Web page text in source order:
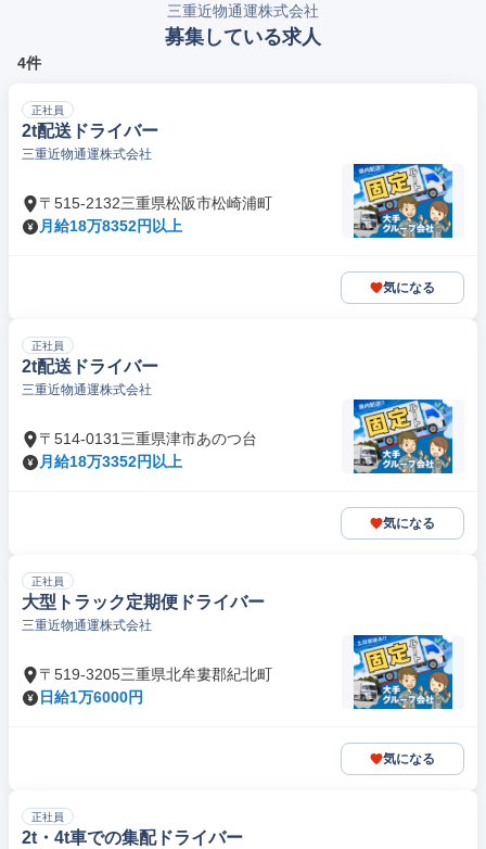
三重近物通運株式会社
募集している求人
4件
正社員
2t配送ドライバー
三重近物通運株式会社
〒515-2132三重県松阪市松崎浦町
月給18万8352円以上
気になる
正社員
2t配送ドライバー
三重近物通運株式会社
〒514-0131三重県津市あのつ台
月給18万3352円以上
気になる
正社員
⼤型トラック定期便ドライバー
三重近物通運株式会社
〒519-3205三重県北牟婁郡紀北町
日給1万6000円
気になる
正社員
2t・4t⾞での集配ドライバー